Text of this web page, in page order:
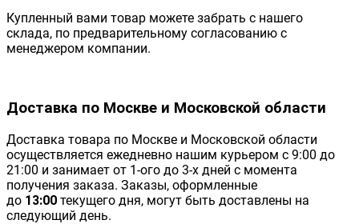
Купленный вами товар можете забрать с нашего
склада, по предварительному согласованию с
менеджером компании.
Доставка по Москве и Московской области
Доставка товара по Москве и Московской области
осуществляется ежедневно нашим курьером с 9:00 до
21:00 и занимает от 1-ого до 3-х дней с момента
получения заказа. Заказы, оформленные
до 13:00 текущего дня, могут быть доставлены на
следующий день.